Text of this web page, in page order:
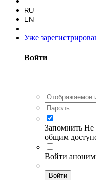
RU
EN
Уже
Войти
Запомнить Не
общим
Войти
Войти